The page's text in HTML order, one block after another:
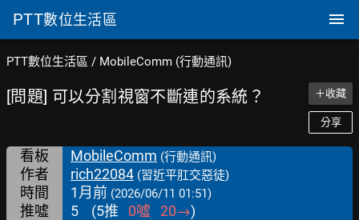
PTT數位生活區
PTT數位生活區 / MobileComm (行動通訊)
[問題] 可以分割視窗不斷連的系統？ ＋收藏
分享
看板 MobileComm (行動通訊)
作者 rich22084 (習近平肛交惡徒)
時間 1月前 (2026/06/11 01:51)
推噓 5 (5推 0噓 20→)